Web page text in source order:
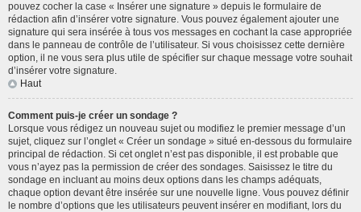
pouvez cocher la case « Insérer une signature » depuis le formulaire de
rédaction afin d’insérer votre signature. Vous pouvez également ajouter une
signature qui sera insérée à tous vos messages en cochant la case appropriée
dans le panneau de contrôle de l’utilisateur. Si vous choisissez cette dernière
option, il ne vous sera plus utile de spécifier sur chaque message votre souhait
d’insérer votre signature.
Haut
Comment puis-je créer un sondage ?
Lorsque vous rédigez un nouveau sujet ou modifiez le premier message d’un
sujet, cliquez sur l’onglet « Créer un sondage » situé en-dessous du formulaire
principal de rédaction. Si cet onglet n’est pas disponible, il est probable que
vous n’ayez pas la permission de créer des sondages. Saisissez le titre du
sondage en incluant au moins deux options dans les champs adéquats,
chaque option devant être insérée sur une nouvelle ligne. Vous pouvez définir
le nombre d’options que les utilisateurs peuvent insérer en modifiant, lors du